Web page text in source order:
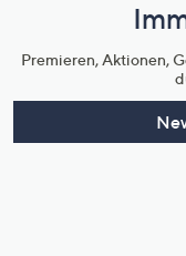
Premieren, Aktionen,